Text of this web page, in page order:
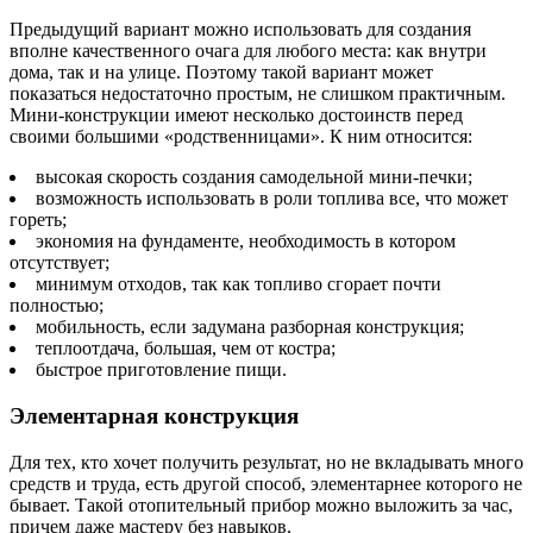
Предыдущий вариант можно использовать для создания
вполне качественного очага для любого места: как внутри
дома, так и на улице. Поэтому такой вариант может
показаться недостаточно простым, не слишком практичным.
Мини-конструкции имеют несколько достоинств перед
своими большими «родственницами». К ним относится:
высокая скорость создания самодельной мини-печки;
возможность использовать в роли топлива все, что может
гореть;
экономия на фундаменте, необходимость в котором
отсутствует;
минимум отходов, так как топливо сгорает почти
полностью;
мобильность, если задумана разборная конструкция;
теплоотдача, большая, чем от костра;
быстрое приготовление пищи.
Элементарная конструкция
Для тех, кто хочет получить результат, но не вкладывать много
средств и труда, есть другой способ, элементарнее которого не
бывает. Такой отопительный прибор можно выложить за час,
причем даже мастеру без навыков.